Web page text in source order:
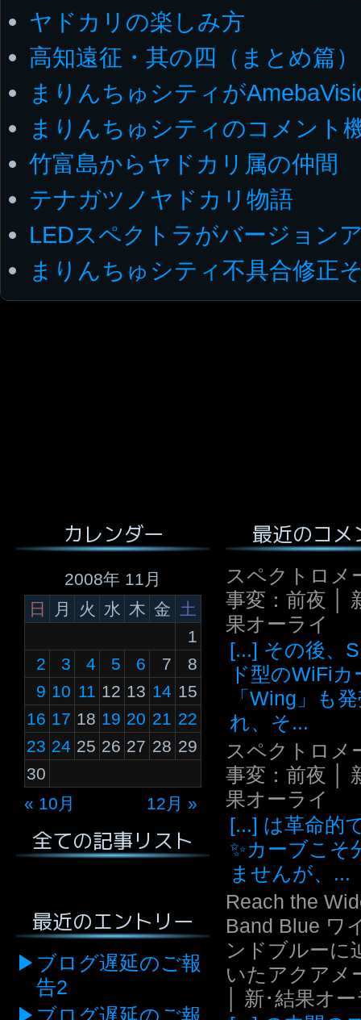
ヤドカリの楽しみ方
高知遠征・其の四（まとめ篇）
まりんちゅシティが
まりんちゅシティのコメント
竹富島からヤドカリ属の仲間
テナガツノヤドカリ物語
LEDスペクトラがバージョン
まりんちゅシティ不具合修正
カレンダー
2008年 11月
日
月 火 水 木 金 土
« 10月 12月 »
1
2
3 4 5 6 7
8
9 10 11 12 13 14 15
16 17 18 19 20 21 22
23 24 25 26 27 28 29
30
全ての記事リスト
最近のエントリー
ブログ遅延のご報
告2
ブログ遅延のご報
最近のコメ
スペクトロメ
事変：前夜 │
果オーライ
[...] その後、
ド型のWiFiカ
「Wing」も
れ、そ...
スペクトロメ
事変：前夜 │
果オーライ
[...] は革命的
✨カーブこそ
ませんが、...
Reach the
Band Blue ワ
ンドブルーに
いたアクアメ
│ 新･結果オ